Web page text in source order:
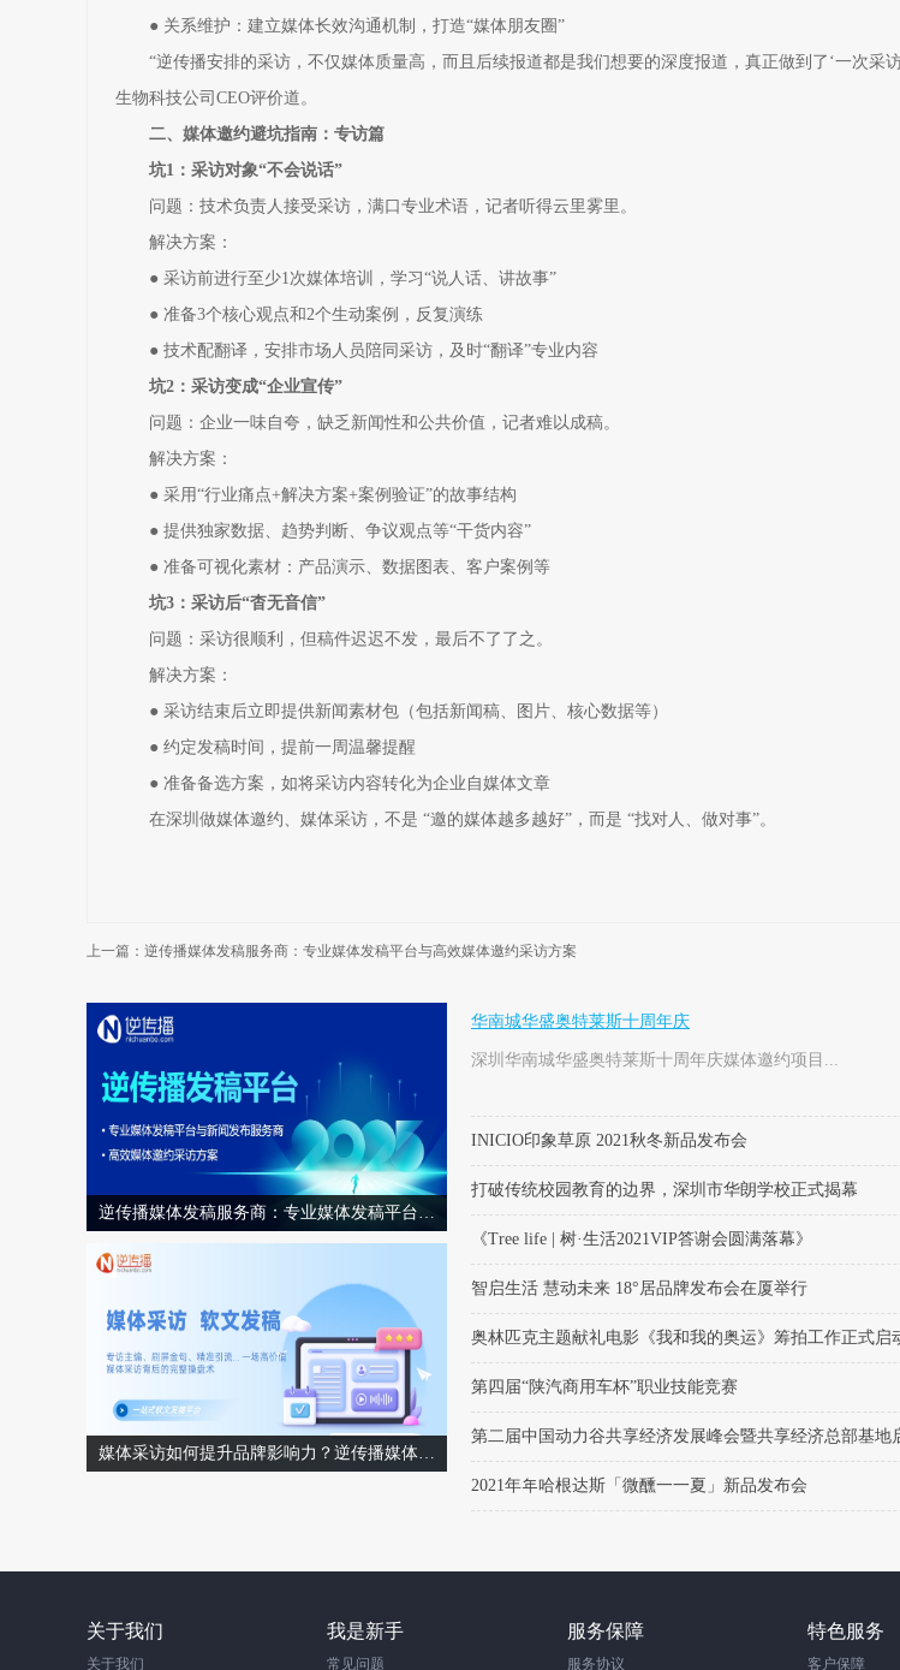
● 关系维护：建立媒体长效沟通机制，打造“媒体朋友圈”
“逆传播安排的采访，不仅媒体质量高，而且后续报道都是我们想要的深度报道，真正做到了‘一次采
生物科技公司CEO评价道。
二、媒体邀约避坑指南：专访篇
坑1：采访对象“不会说话”
问题：技术负责人接受采访，满口专业术语，记者听得云里雾里。
解决方案：
● 采访前进行至少1次媒体培训，学习“说人话、讲故事”
● 准备3个核心观点和2个生动案例，反复演练
● 技术配翻译，安排市场人员陪同采访，及时“翻译”专业内容
坑2：采访变成“企业宣传”
问题：企业一味自夸，缺乏新闻性和公共价值，记者难以成稿。
解决方案：
● 采用“行业痛点+解决方案+案例验证”的故事结构
● 提供独家数据、趋势判断、争议观点等“干货内容”
● 准备可视化素材：产品演示、数据图表、客户案例等
坑3：采访后“杳无音信”
问题：采访很顺利，但稿件迟迟不发，最后不了了之。
解决方案：
● 采访结束后立即提供新闻素材包（包括新闻稿、图片、核心数据等）
● 约定发稿时间，提前一周温馨提醒
● 准备备选方案，如将采访内容转化为企业自媒体文章
在深圳做媒体邀约、媒体采访，不是 “邀的媒体越多越好”，而是 “找对人、做对事”。
上一篇：逆传播媒体发稿服务商：专业媒体发稿平台与高效媒体邀约采访方案
逆传播媒体发稿服务商：专业媒体发稿平台与高效媒体邀约采访方案
媒体采访如何提升品牌影响力？逆传播媒体采访实战策略与软文发稿联动指南
华南城华盛奥特莱斯十周年庆
深圳华南城华盛奥特莱斯十周年庆媒体邀约项目...
INICIO印象草原 2021秋冬新品发布会
打破传统校园教育的边界，深圳市华朗学校正式揭幕
《Tree life | 树·生活2021VIP答谢会圆满落幕》
智启生活 慧动未来 18°居品牌发布会在厦举行
奥林匹克主题献礼电影《我和我的奥运》筹拍工作正式启
第四届“陕汽商用车杯”职业技能竞赛
第二届中国动力谷共享经济发展峰会暨共享经济总部基地
2021年年哈根达斯「微醺⼀一夏」新品发布会
关于我们
关于我们
我是新手
常见问题
服务保障
服务协议
特色服务
客户保障